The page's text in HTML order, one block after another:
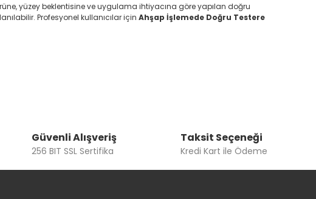
yüzey beklentisine ve uygulama ihtiyacına göre yapılan doğru
Profesyonel kullanıcılar için Ahşap İşlemede Doğru Testere
Güvenli Alışveriş
256 BIT SSL Sertifika
Taksit Seçeneği
Kredi Kart ile Ödeme